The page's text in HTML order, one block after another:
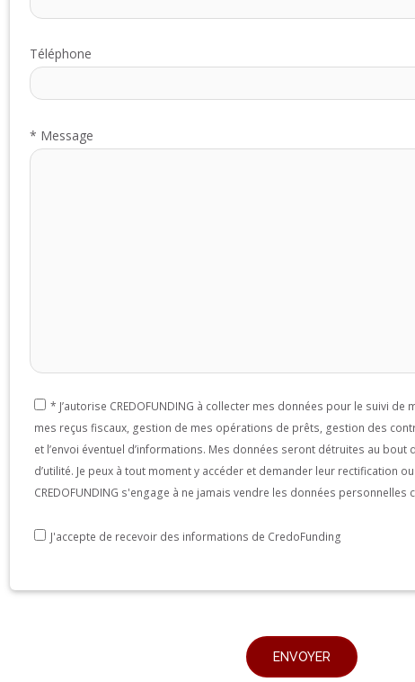
Téléphone
* Message
* J’autorise CREDOFUNDING à collecter mes données pour le suivi
mes reçus fiscaux, gestion de mes opérations de prêts, gestion des
et l’envoi éventuel d’informations. Mes données seront détruites au
d’utilité. Je peux à tout moment y accéder et demander leur rectification
CREDOFUNDING s'engage à ne jamais vendre les données personnelles
J'accepte de recevoir des informations de CredoFunding